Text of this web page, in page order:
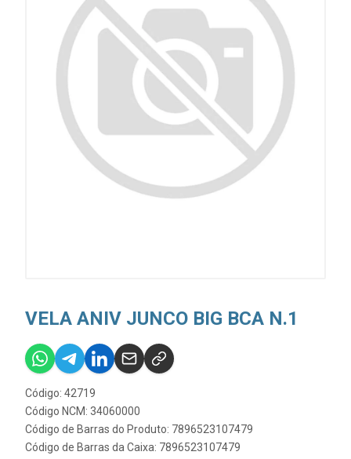
VELA ANIV JUNCO BIG BCA N.1
Código: 42719
Código NCM: 34060000
Código de Barras do Produto: 7896523107479
Código de Barras da Caixa: 7896523107479